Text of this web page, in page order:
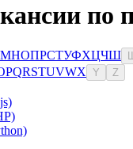
по
МНОПРСТУФХЦЧШ
PQRSTUVWX Y Z